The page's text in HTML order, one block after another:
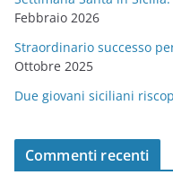
Febbraio 2026
Straordinario successo
Ottobre 2025
Due giovani siciliani
Commenti recenti